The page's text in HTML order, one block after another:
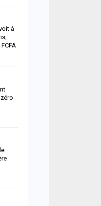
à